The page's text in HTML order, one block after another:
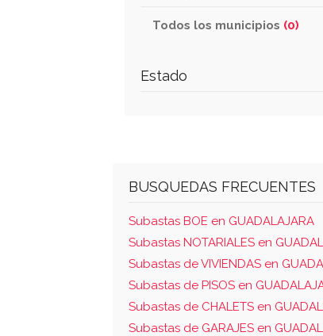
Todos los municipios (0)
Estado
BUSQUEDAS FRECUENTES
Subastas BOE en GUADALAJARA
Subastas NOTARIALES en
Subastas de VIVIENDAS en
Subastas de PISOS en
Subastas de CHALETS en
Subastas de GARAJES en